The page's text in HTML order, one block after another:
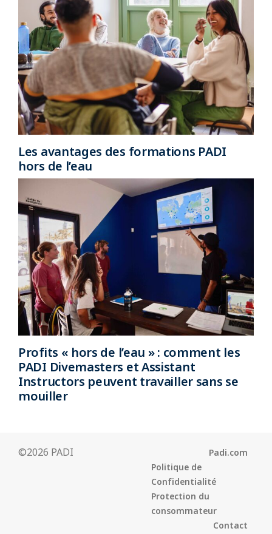
Les avantages des formations PADI
hors de l’eau
Profits « hors de l’eau » : comment les
PADI Divemasters et Assistant
Instructors peuvent travailler sans se
mouiller
©2026 PADI
Padi.com
Politique de
Confidentialité
Protection du
consommateur
Contact